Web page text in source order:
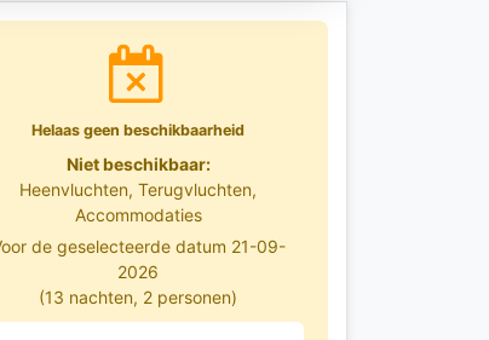
Helaas geen beschikbaarheid
Niet beschikbaar:
Heenvluchten, Terugvluchten,
Accommodaties
de geselecteerde datum 21-09-
2026
(13 nachten, 2 personen)